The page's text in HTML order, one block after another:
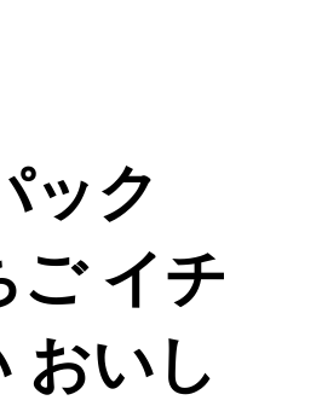
ック
ご イチ
おいし